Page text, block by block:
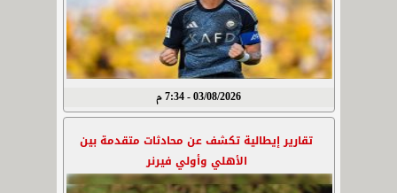
03/08/2026 - 7:34 م
تقارير إيطالية تكشف عن محادثات متقدمة بين
الأهلي وأولي فيرنر